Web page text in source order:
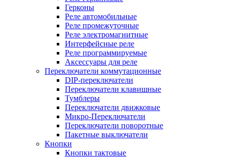
Герконы
Реле автомобильные
Реле промежуточные
Реле электромагнитные
Интерфейсные реле
Реле программируемые
Аксессуары для реле
Переключатели коммутационные
DIP-переключатели
Переключатели клавишные
Тумблеры
Переключатели движковые
Микро-Переключатели
Переключатели поворотные
Пакетные выключатели
Кнопки
Кнопки тактовые